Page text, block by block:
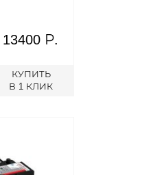
13400 Р.
КУПИТЬ
В 1 КЛИК